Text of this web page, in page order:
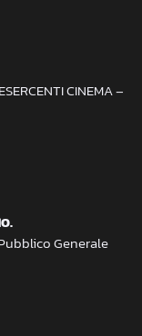
CINEMA –
Generale